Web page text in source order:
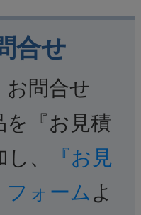
合せ
お問合せ
を『お見積
、
『お見
フォーム よ